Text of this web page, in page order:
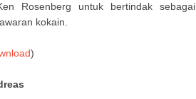
Rosenberg untuk bertindak sebagai
kokain.
)